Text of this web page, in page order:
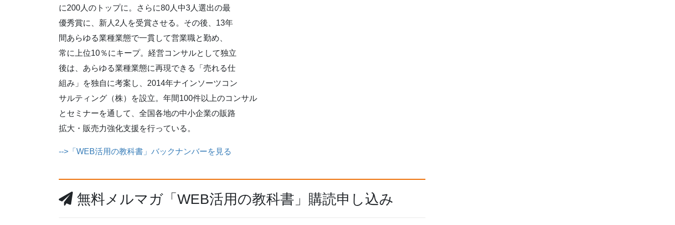
に200人のトップに。さらに80人中3人選出の最
優秀賞に、新人2人を受賞させる。その後、13年
間あらゆる業種業態で一貫して営業職と勤め、
常に上位10％にキープ。経営コンサルとして独立
後は、あらゆる業種業態に再現できる「売れる仕
組み」を独自に考案し、2014年ナインソーツコン
サルティング（株）を設立。年間100件以上のコンサル
とセミナーを通して、全国各地の中小企業の販路
拡大・販売力強化支援を行っている。
-->「WEB活用の教科書」バックナンバーを見る
無料メルマガ「WEB活用の教科書」購読申し込み